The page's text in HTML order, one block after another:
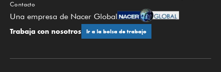
Contacto
Una empresa de Nacer Global
Trabaja con nosotros Ir a la bolsa de trabajo